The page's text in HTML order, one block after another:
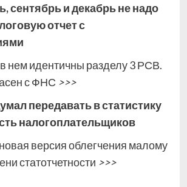
сентябрь и декабрь не надо
отчет с
нем идентичны разделу 3 РСВ.
с ФНС >>>
передавать в статистику
налогоплательщиков
версия облегчения малому
статотчетности >>>